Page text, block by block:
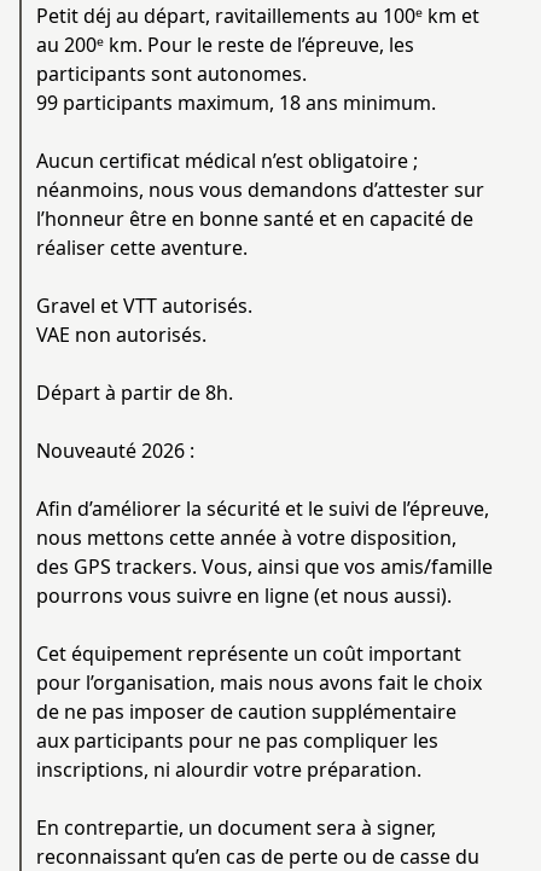
Petit déj au départ, ravitaillements au 100ᵉ km et
au 200ᵉ km. Pour le reste de l’épreuve, les
participants sont autonomes.
99 participants maximum, 18 ans minimum.
Aucun certificat médical n’est obligatoire ;
néanmoins, nous vous demandons d’attester sur
l’honneur être en bonne santé et en capacité de
réaliser cette aventure.
Gravel et VTT autorisés.
VAE non autorisés.
Départ à partir de 8h.
Nouveauté 2026 :
Afin d’améliorer la sécurité et le suivi de l’épreuve,
nous mettons cette année à votre disposition,
des GPS trackers. Vous, ainsi que vos amis/famille
pourrons vous suivre en ligne (et nous aussi).
Cet équipement représente un coût important
pour l’organisation, mais nous avons fait le choix
de ne pas imposer de caution supplémentaire
aux participants pour ne pas compliquer les
inscriptions, ni alourdir votre préparation.
En contrepartie, un document sera à signer,
reconnaissant qu’en cas de perte ou de casse du